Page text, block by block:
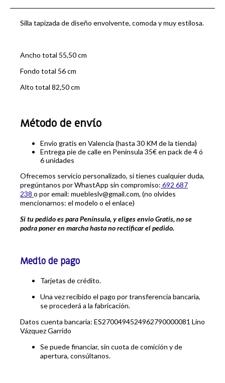
Silla tapizada de diseño envolvente, comoda y muy estilosa.
Ancho total 55,50 cm
Fondo total 56 cm
Alto total 82,50 cm
Método de envío
Envio gratis en Valencia (hasta 30 KM de la tienda)
Entrega pie de calle en Península 35€ en pack de 4 ó
6 unidades
Ofrecemos servicio personalizado, si tienes cualquier duda,
pregúntanos por WhastApp sin compromiso: 692 687
238 o por email: muebleslv@gmail.com, (no olvides
mencionarnos: el modelo o el enlace)
Si tu pedido es para Península, y eliges envio Gratis, no se
podra poner en marcha hasta no rectificar el pedido.
Medio de pago
Tarjetas de crédito.
Una vez recibido el pago por transferencia bancaria,
se procederá a la fabricación.
Datos cuenta bancaria: ES2700494524962790000081 Lino
Vázquez Garrido
Se puede financiar, sin cuota de comición y de
apertura, consúltanos.